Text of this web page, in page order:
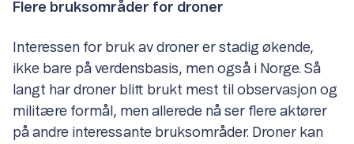
Flere bruksområder for droner
Interessen for bruk av droner er stadig økende,
ikke bare på verdensbasis, men også i Norge. Så
langt har droner blitt brukt mest til observasjon og
militære formål, men allerede nå ser flere aktører
på andre interessante bruksområder. Droner kan